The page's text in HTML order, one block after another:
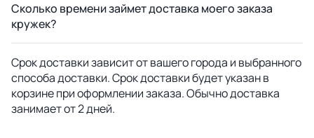
Сколько времени займет доставка моего заказа
кружек?
Срок доставки зависит от вашего города и выбранного
способа доставки. Срок доставки будет указан в
корзине при оформлении заказа. Обычно доставка
занимает от 2 дней.